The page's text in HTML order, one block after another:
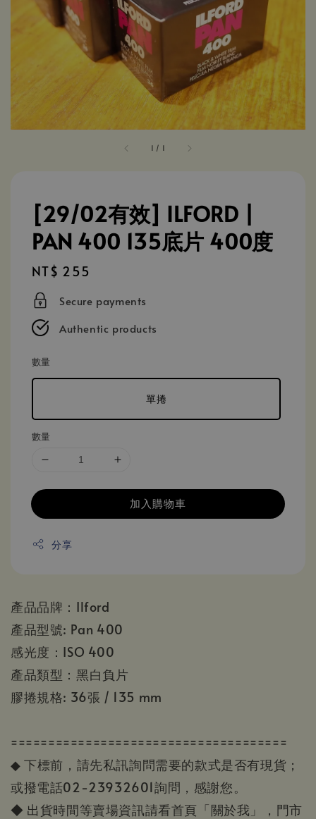
1 / 1
[29/02有效] ILFORD |
PAN 400 135底片 400度
Regular
price
NT$ 255
Secure payments
Authentic products
數量
單捲
數量
加入購物車
分享
產品品牌：Ilford
產品型號: Pan 400
感光度：ISO 400
產品類型：黑白負片
膠捲規格: 36張 / 135 mm
=====================================
◆ 下標前，請先私訊詢問需要的款式是否有現貨；
或撥電話02-23932601詢問，感謝您。
◆ 出貨時間等賣場資訊請看首頁「關於我」，門市